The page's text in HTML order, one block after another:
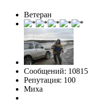
Ветеран
Сообщений: 10815
Репутация: 100
Миха